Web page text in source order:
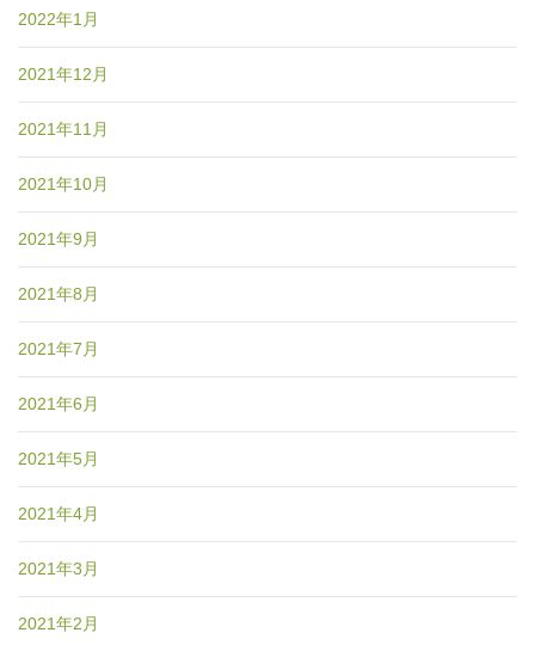
2022年1月
2021年12月
2021年11月
2021年10月
2021年9月
2021年8月
2021年7月
2021年6月
2021年5月
2021年4月
2021年3月
2021年2月